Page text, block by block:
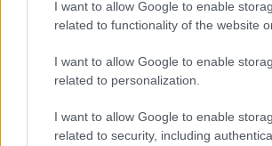
I want to allow Google to enable
related to functionality of the website
I want to allow Google to enable
related to personalization.
I want to allow Google to enable
related to security, including